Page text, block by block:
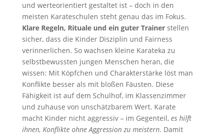
und werteorientiert gestaltet ist – doch in den
meisten Karateschulen steht genau das im Fokus.
Klare Regeln, Rituale und ein guter Trainerstellen
sicher, dass die Kinder Disziplin und Fairness
verinnerlichen. So wachsen kleine Karateka zu
selbstbewussten jungen Menschen heran, die
wissen: Mit Köpfchen und Charakterstärke löst man
Konflikte besser als mit bloßen Fäusten. Diese
Fähigkeit ist auf dem Schulhof, im Klassenzimmer
und zuhause von unschätzbarem Wert. Karate
macht Kinder nicht aggressiv – im Gegenteil, es hilft
ihnen, Konflikte ohne Aggression zu meistern. Damit